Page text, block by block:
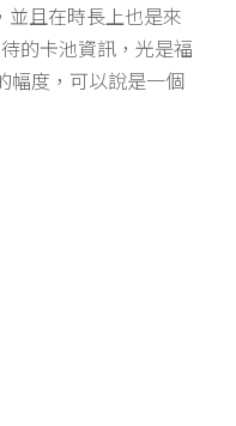
並且在時長上也是來
的卡池資訊，光是福
幅度，可以說是一個